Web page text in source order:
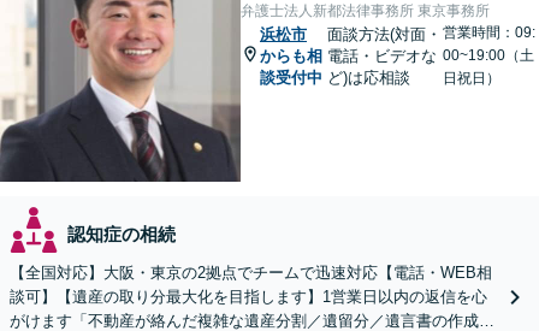
弁護士法人新都法律事務所 東京事務所
浜松市
からも相
談受付中
面談方法(対面・
電話・ビデオな
ど)は応相談
営業時間：09:
00~19:00（土
日祝日）
認知症の相続
【全国対応】大阪・東京の2拠点でチームで迅速対応【電話・WEB相
談可】【遺産の取り分最大化を目指します】1営業日以内の返信を心
がけます「不動産が絡んだ複雑な遺産分割／遺留分／遺言書の作成・